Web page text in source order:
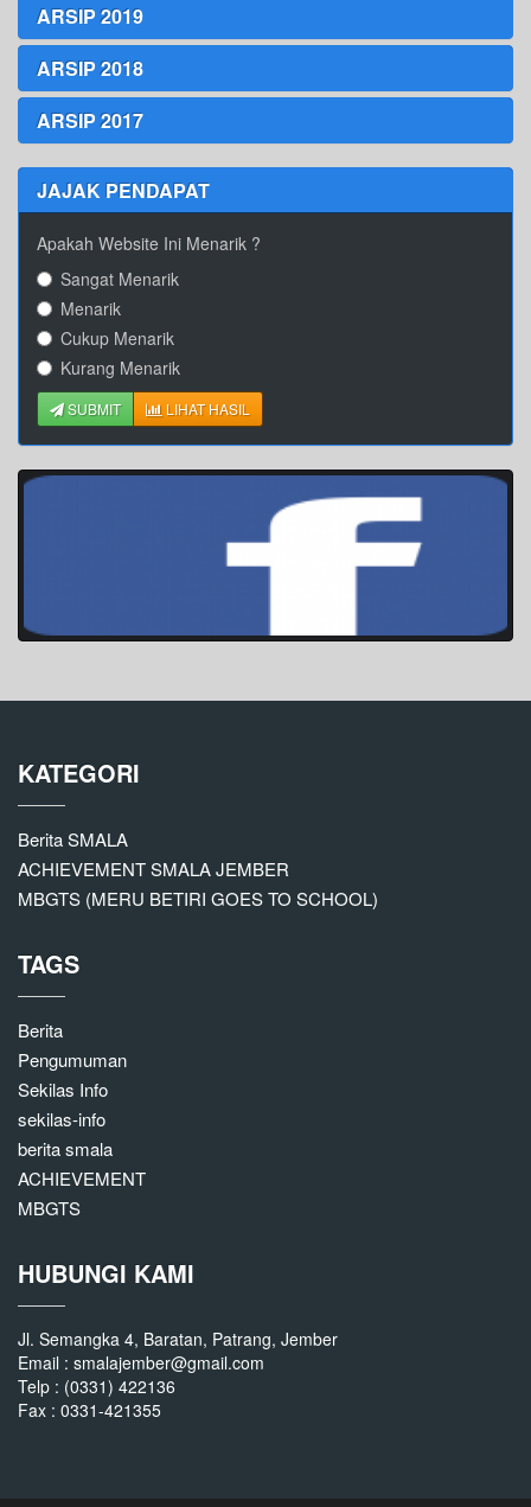
ARSIP 2019
ARSIP 2018
ARSIP 2017
JAJAK PENDAPAT
Apakah Website Ini Menarik ?
Sangat Menarik
Menarik
Cukup Menarik
Kurang Menarik
SUBMIT LIHAT HASIL
KATEGORI
Berita SMALA
ACHIEVEMENT SMALA JEMBER
MBGTS (MERU BETIRI GOES TO SCHOOL)
TAGS
Berita
Pengumuman
Sekilas Info
sekilas-info
berita smala
ACHIEVEMENT
MBGTS
HUBUNGI KAMI
Jl. Semangka 4, Baratan, Patrang, Jember
Email : smalajember@gmail.com
Telp : (0331) 422136
Fax : 0331-421355